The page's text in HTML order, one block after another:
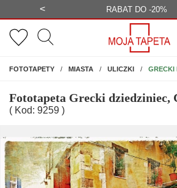
< BEZPŁATNA
FOTOTAPETYNA ŚCIANĘ
MIASTA ULICZKI GRECKI
Fototapeta Grecki dziedziniec,
( Kod: 9259 )